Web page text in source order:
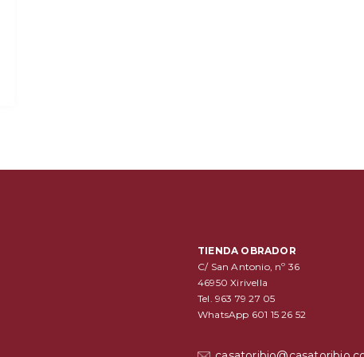
TIENDA OBRADOR
C/ San Antonio, nº 36
46950 Xirivella
Tel. 963 79 27 05
WhatsApp 601 15 26 52